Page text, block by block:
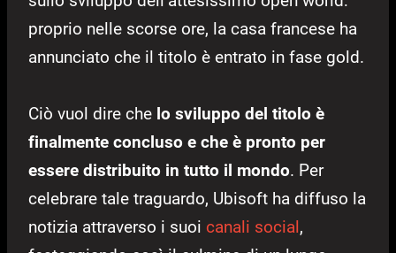
proprio nelle scorse ore, la casa francese ha
annunciato che il titolo è entrato in fase gold.
Ciò vuol dire che lo sviluppo del titolo è
finalmente concluso e che è pronto per
essere distribuito in tutto il mondo. Per
celebrare tale traguardo, Ubisoft ha diffuso la
notizia attraverso i suoi canali social,